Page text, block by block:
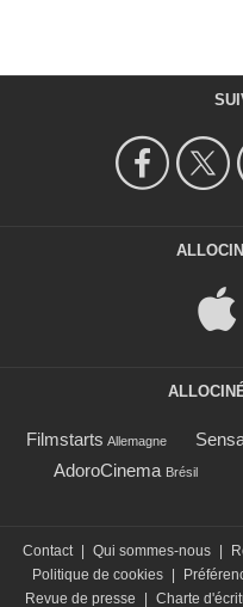
Filmstarts Allemagne
AdoroCinema Brésil
Contact | Qui sommes-nous |
Politique de cookies |
Revue de presse
| Charte